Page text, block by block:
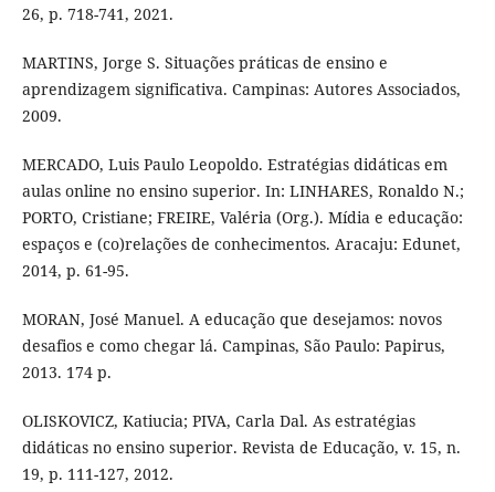
26, p. 718-741, 2021.
MARTINS, Jorge S. Situações práticas de ensino e
aprendizagem significativa. Campinas: Autores Associados,
2009.
MERCADO, Luis Paulo Leopoldo. Estratégias didáticas em
aulas online no ensino superior. In: LINHARES, Ronaldo N.;
PORTO, Cristiane; FREIRE, Valéria (Org.). Mídia e educação:
espaços e (co)relações de conhecimentos. Aracaju: Edunet,
2014, p. 61-95.
MORAN, José Manuel. A educação que desejamos: novos
desafios e como chegar lá. Campinas, São Paulo: Papirus,
2013. 174 p.
OLISKOVICZ, Katiucia; PIVA, Carla Dal. As estratégias
didáticas no ensino superior. Revista de Educação, v. 15, n.
19, p. 111-127, 2012.